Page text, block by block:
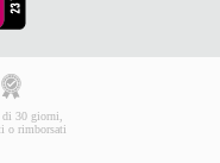
di 30 giorni,
o rimborsati